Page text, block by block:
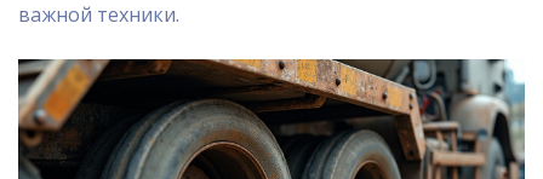
важной техники.